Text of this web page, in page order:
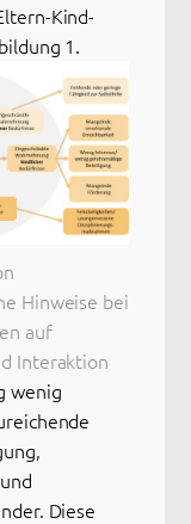
Kind-
1.
Hinweise bei
auf
Interaktion
wenig
Diese